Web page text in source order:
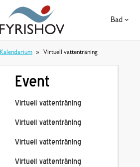
Bad
Kalendarium Virtuell vattenträning
Event
Virtuell vattenträning
Virtuell vattenträning
Virtuell vattenträning
Virtuell vattenträning